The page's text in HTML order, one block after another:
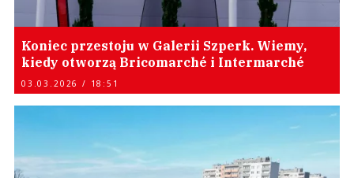
Koniec przestoju w Galerii Szperk. Wiemy,
kiedy otworzą Bricomarché i Intermarché
03.03.2026 / 18:51